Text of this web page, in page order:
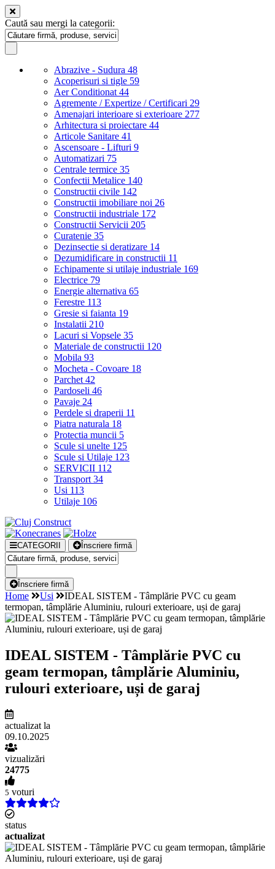
Caută sau mergi la categorii:
Abrazive - Sudura 48
Acoperisuri si tigle 59
Aer Conditionat 44
Agremente / Expertize / Certificari 29
Amenajari interioare si exterioare 277
Arhitectura si proiectare 44
Articole Sanitare 41
Ascensoare - Lifturi 9
Automatizari 75
Centrale termice 35
Confectii Metalice 140
Constructii civile 142
Constructii imobiliare noi 26
Constructii industriale 172
Constructii Servicii 205
Curatenie 35
Dezinsectie si deratizare 14
Dezumidificare in constructii 11
Echipamente si utilaje industriale 169
Electrice 79
Energie alternativa 65
Ferestre 113
Gresie si faianta 19
Instalatii 210
Lacuri si Vopsele 35
Materiale de constructii 120
Mobila 93
Mocheta - Covoare 18
Parchet 42
Pardoseli 46
Pavaje 24
Perdele si draperii 11
Piatra naturala 18
Protectia muncii 5
Scule si unelte 125
Scule si Utilaje 123
SERVICII 112
Transport 34
Usi 113
Utilaje 106
CATEGORII Înscriere firmă
Înscriere firmă
Home Usi
IDEAL SISTEM - Tâmplărie PVC cu geam
termopan, tâmplărie Aluminiu, rulouri exterioare, uși de garaj
IDEAL SISTEM - Tâmplărie PVC cu
geam termopan, tâmplărie Aluminiu,
rulouri exterioare, uși de garaj
actualizat la
09.10.2025
vizualizări
24775
5 voturi
status
actualizat